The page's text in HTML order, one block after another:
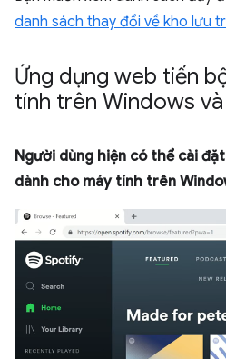
danh sách thay đổi về kho lưu
Ứng dụng web tiến
tính trên Windows và
Người dùng hiện có thể cài
dành cho máy tính trên